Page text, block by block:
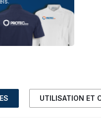
UTILISATION ET